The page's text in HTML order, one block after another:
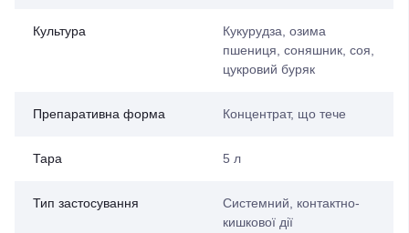
Культура
Кукурудза, озима
пшениця, соняшник, соя,
цукровий буряк
Препаративна форма Концентрат, що тече
Тара 5 л
Тип застосування
Системний, контактно-
кишкової дії